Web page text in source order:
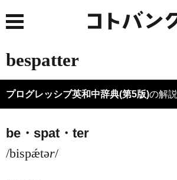
bespatter
プログレッシブ英和中辞典(第5版)の解説
be・spat・ter
/bispǽtər/